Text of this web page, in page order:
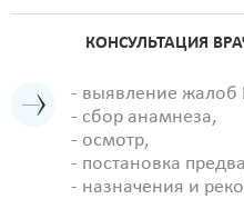
КОНСУЛЬТАЦИЯ
- выявление жалоб
- сбор анамнеза,
- осмотр,
- постановка
- назначения и